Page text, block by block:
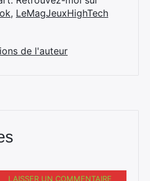
, LeMagJeuxHighTech
de l'auteur
LAISSER UN COMMENTAIRE